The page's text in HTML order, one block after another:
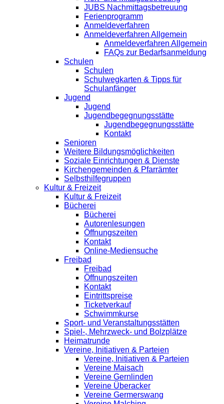
JUBS Nachmittagsbetreuung
Ferienprogramm
Anmeldeverfahren
Anmeldeverfahren Allgemein
Anmeldeverfahren Allgemein
FAQs zur Bedarfsanmeldung
Schulen
Schulen
Schulwegkarten & Tipps für
Schulanfänger
Jugend
Jugend
Jugendbegegnungsstätte
Jugendbegegnungsstätte
Kontakt
Senioren
Weitere Bildungsmöglichkeiten
Soziale Einrichtungen & Dienste
Kirchengemeinden & Pfarrämter
Selbsthilfegruppen
Kultur & Freizeit
Kultur & Freizeit
Bücherei
Bücherei
Autorenlesungen
Öffnungszeiten
Kontakt
Online-Mediensuche
Freibad
Freibad
Öffnungszeiten
Kontakt
Eintrittspreise
Ticketverkauf
Schwimmkurse
Sport- und Veranstaltungsstätten
Spiel-, Mehrzweck- und Bolzplätze
Heimatrunde
Vereine, Initiativen & Parteien
Vereine, Initiativen & Parteien
Vereine Maisach
Vereine Gernlinden
Vereine Überacker
Vereine Germerswang